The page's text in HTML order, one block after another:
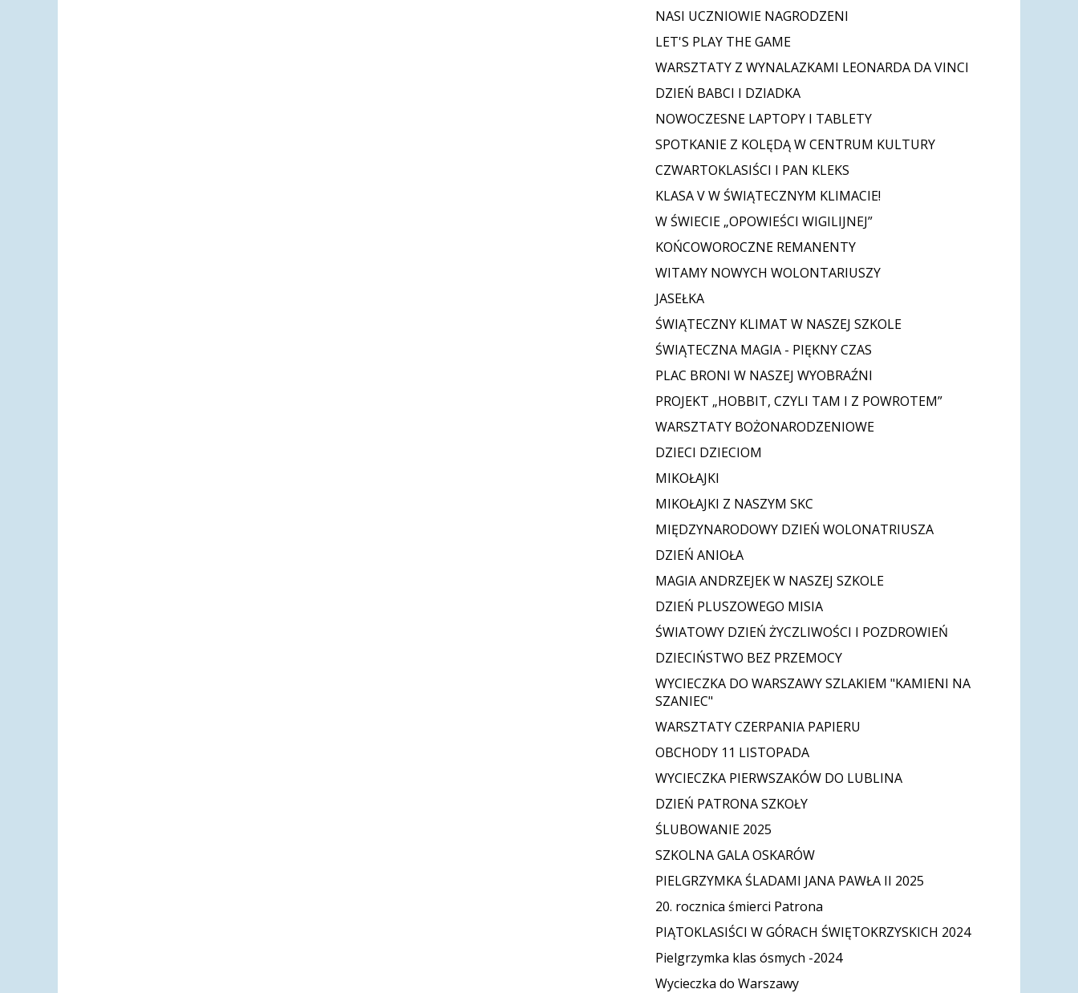
NASI UCZNIOWIE NAGRODZENI
LET'S PLAY THE GAME
WARSZTATY Z WYNALAZKAMI LEONARDA DA VINCI
DZIEŃ BABCI I DZIADKA
NOWOCZESNE LAPTOPY I TABLETY
SPOTKANIE Z KOLĘDĄ W CENTRUM KULTURY
CZWARTOKLASIŚCI I PAN KLEKS
KLASA V W ŚWIĄTECZNYM KLIMACIE!
W ŚWIECIE „OPOWIEŚCI WIGILIJNEJ”
KOŃCOWOROCZNE REMANENTY
WITAMY NOWYCH WOLONTARIUSZY
JASEŁKA
ŚWIĄTECZNY KLIMAT W NASZEJ SZKOLE
ŚWIĄTECZNA MAGIA - PIĘKNY CZAS
PLAC BRONI W NASZEJ WYOBRAŹNI
PROJEKT „HOBBIT, CZYLI TAM I Z POWROTEM”
WARSZTATY BOŻONARODZENIOWE
DZIECI DZIECIOM
MIKOŁAJKI
MIKOŁAJKI Z NASZYM SKC
MIĘDZYNARODOWY DZIEŃ WOLONATRIUSZA
DZIEŃ ANIOŁA
MAGIA ANDRZEJEK W NASZEJ SZKOLE
DZIEŃ PLUSZOWEGO MISIA
ŚWIATOWY DZIEŃ ŻYCZLIWOŚCI I POZDROWIEŃ
DZIECIŃSTWO BEZ PRZEMOCY
WYCIECZKA DO WARSZAWY SZLAKIEM "KAMIENI NA
SZANIEC"
WARSZTATY CZERPANIA PAPIERU
OBCHODY 11 LISTOPADA
WYCIECZKA PIERWSZAKÓW DO LUBLINA
DZIEŃ PATRONA SZKOŁY
ŚLUBOWANIE 2025
SZKOLNA GALA OSKARÓW
PIELGRZYMKA ŚLADAMI JANA PAWŁA II 2025
20. rocznica śmierci Patrona
PIĄTOKLASIŚCI W GÓRACH ŚWIĘTOKRZYSKICH 2024
Pielgrzymka klas ósmych -2024
Wycieczka do Warszawy